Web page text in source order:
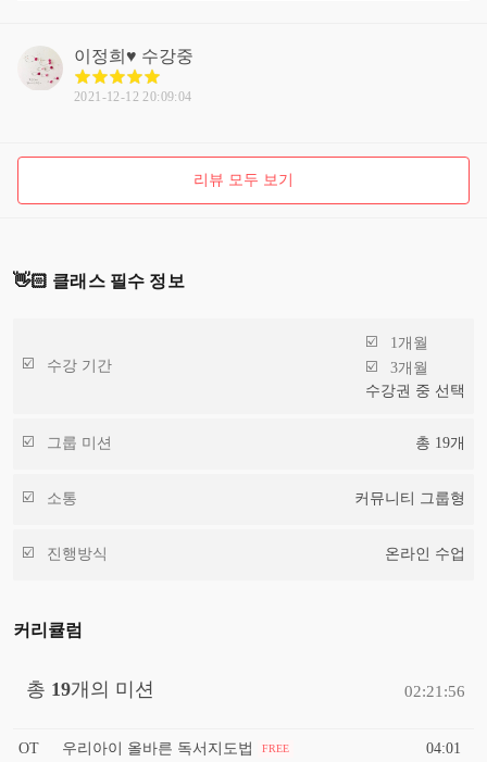
이정희♥ 수강중
2021-12-12 20:09:04
리뷰 모두 보기
👋🏻 클래스 필수 정보
수강 기간
1개월
3개월
수강권 중 선택
그룹 미션 총 19개
소통 커뮤니티 그룹형
진행방식 온라인 수업
커리큘럼
총 19개의 미션 02:21:56
OT 우리아이 올바른 독서지도법 FREE 04:01